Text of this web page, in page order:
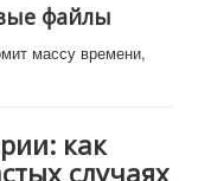
файлы
массу времени,
как
случаях